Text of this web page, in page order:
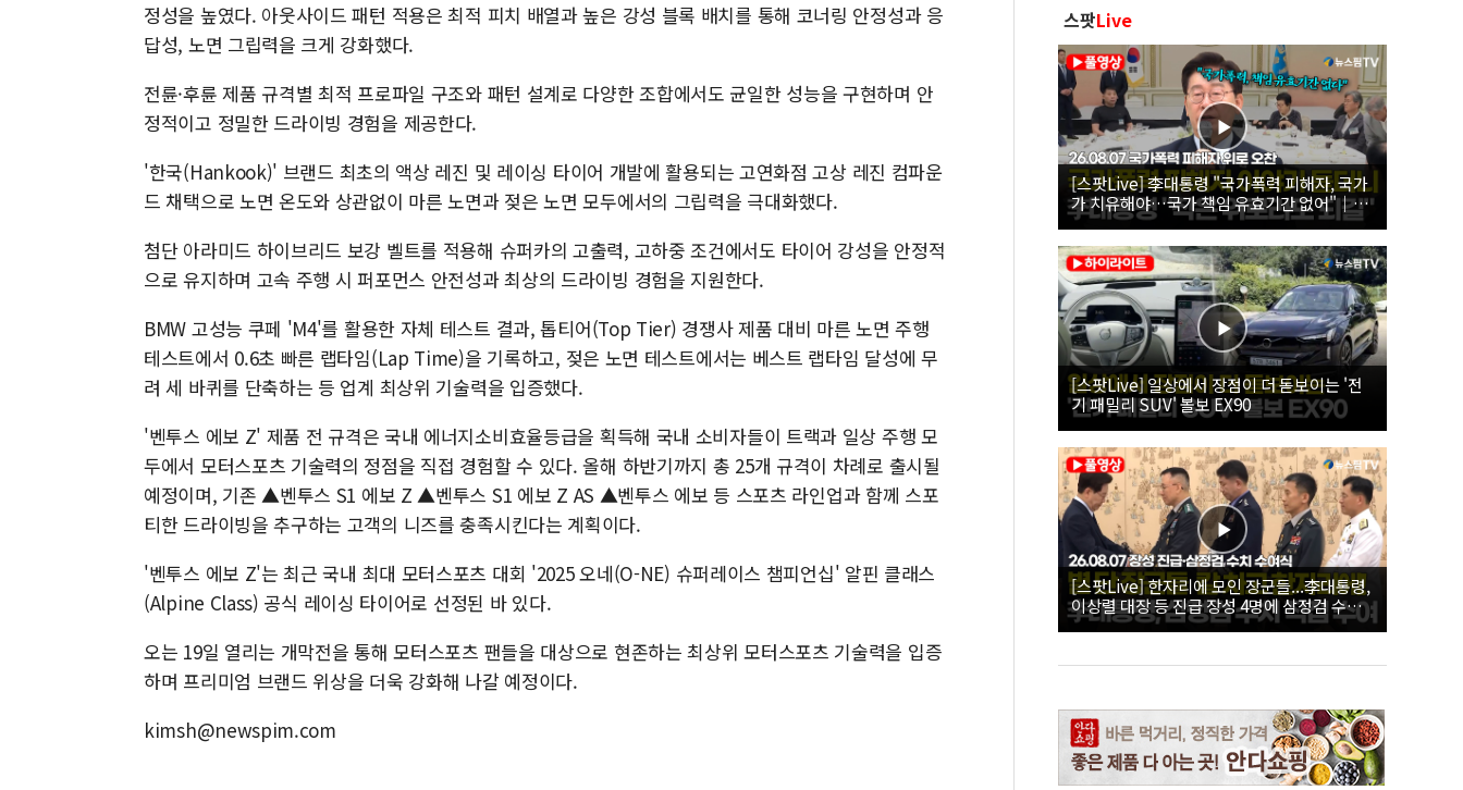
정성을 높였다. 아웃사이드 패턴 적용은 최적 피치 배열과 높은 강성 블록 배치를 통해 코너링 안정성과 응
답성, 노면 그립력을 크게 강화했다.
전륜·후륜 제품 규격별 최적 프로파일 구조와 패턴 설계로 다양한 조합에서도 균일한 성능을 구현하며 안
정적이고 정밀한 드라이빙 경험을 제공한다.
'한국(Hankook)' 브랜드 최초의 액상 레진 및 레이싱 타이어 개발에 활용되는 고연화점 고상 레진 컴파운
드 채택으로 노면 온도와 상관없이 마른 노면과 젖은 노면 모두에서의 그립력을 극대화했다.
첨단 아라미드 하이브리드 보강 벨트를 적용해 슈퍼카의 고출력, 고하중 조건에서도 타이어 강성을 안정적
으로 유지하며 고속 주행 시 퍼포먼스 안전성과 최상의 드라이빙 경험을 지원한다.
BMW 고성능 쿠페 'M4'를 활용한 자체 테스트 결과, 톱티어(Top Tier) 경쟁사 제품 대비 마른 노면 주행
테스트에서 0.6초 빠른 랩타임(Lap Time)을 기록하고, 젖은 노면 테스트에서는 베스트 랩타임 달성에 무
려 세 바퀴를 단축하는 등 업계 최상위 기술력을 입증했다.
'벤투스 에보 Z' 제품 전 규격은 국내 에너지소비효율등급을 획득해 국내 소비자들이 트랙과 일상 주행 모
두에서 모터스포츠 기술력의 정점을 직접 경험할 수 있다. 올해 하반기까지 총 25개 규격이 차례로 출시될
예정이며, 기존 ▲벤투스 S1 에보 Z ▲벤투스 S1 에보 Z AS ▲벤투스 에보 등 스포츠 라인업과 함께 스포
티한 드라이빙을 추구하는 고객의 니즈를 충족시킨다는 계획이다.
'벤투스 에보 Z'는 최근 국내 최대 모터스포츠 대회 '2025 오네(O-NE) 슈퍼레이스 챔피언십' 알핀 클래스
(Alpine Class) 공식 레이싱 타이어로 선정된 바 있다.
오는 19일 열리는 개막전을 통해 모터스포츠 팬들을 대상으로 현존하는 최상위 모터스포츠 기술력을 입증
하며 프리미엄 브랜드 위상을 더욱 강화해 나갈 예정이다.
kimsh@newspim.com
스팟Live
[스팟Live] 李대통령 "국가폭력 피해자, 국가
가 치유해야…국가 책임 유효기간 없어"｜
26.08.07 국가폭력 피해자 위로 오찬
[스팟Live] 일상에서 장점이 더 돋보이는 '전
기 패밀리 SUV' 볼보 EX90
[스팟Live] 한자리에 모인 장군들...李대통령,
이상렬 대장 등 진급 장성 4명에 삼정검 수치
직접 수여｜26.08.07 장성 진급·삼정검 수치